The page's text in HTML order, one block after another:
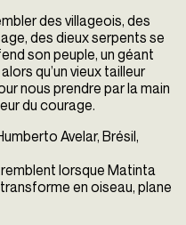
des villageois, des
des dieux serpents se
son peuple, un géant
qu’un vieux tailleur
nous prendre par la main
du courage.
umberto Avelar, Brésil,
lorsque Matinta
en oiseau, plane